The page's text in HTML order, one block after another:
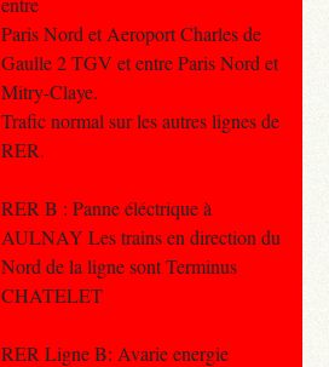
Paris Nord et Aeroport Charles de
Gaulle 2 TGV et entre Paris Nord et
Mitry-Claye.
Trafic normal sur les autres lignes de
RER.
RER B : Panne éléctrique à
AULNAY Les trains en direction du
Nord de la ligne sont Terminus
CHATELET
RER Ligne B: Avarie energie